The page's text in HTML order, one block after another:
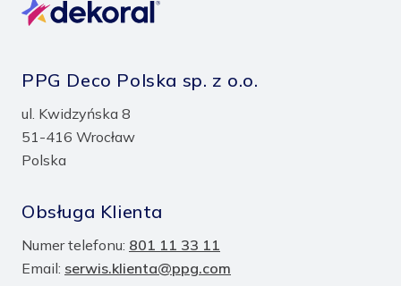
PPG Deco Polska sp. z o.o.
ul. Kwidzyńska 8
51-416 Wrocław
Polska
Obsługa Klienta
Numer telefonu: 801 11 33 11
Email: serwis.klienta@ppg.com